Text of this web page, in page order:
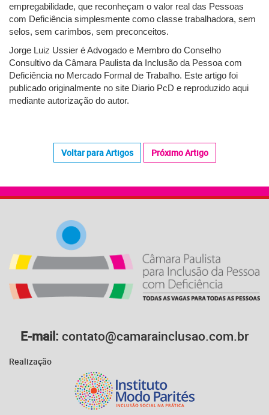
empregabilidade, que reconheçam o valor real das Pessoas
com Deficiência simplesmente como classe trabalhadora, sem
selos, sem carimbos, sem preconceitos.
Jorge Luiz Ussier é Advogado e Membro do Conselho
Consultivo da Câmara Paulista da Inclusão da Pessoa com
Deficiência no Mercado Formal de Trabalho. Este artigo foi
publicado originalmente no site Diario PcD e reproduzido aqui
mediante autorização do autor.
Voltar para Artigos Próximo Artigo
E-mail: contato@camarainclusao.com.br
Realização